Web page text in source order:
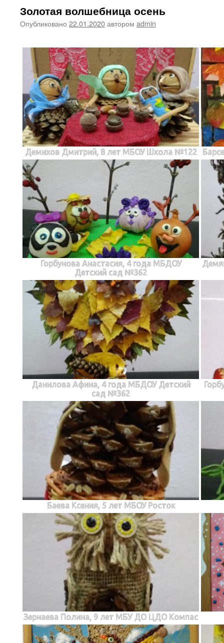
Золотая волшебница осень
Опубликовано 22.01.2020автором admin
Демихов Дмитрий, 8 лет МБОУ Школа №122
Горбунова Анастасия, 4 года МБДОУ
Детский сад №362
Данилова Афина, 4 года МБДОУ Детский
сад №362
Баева Ксения, 5 лет МБОУ Росток
Зернаева Полина, 9 лет МБУ ДО ЦДО Компас